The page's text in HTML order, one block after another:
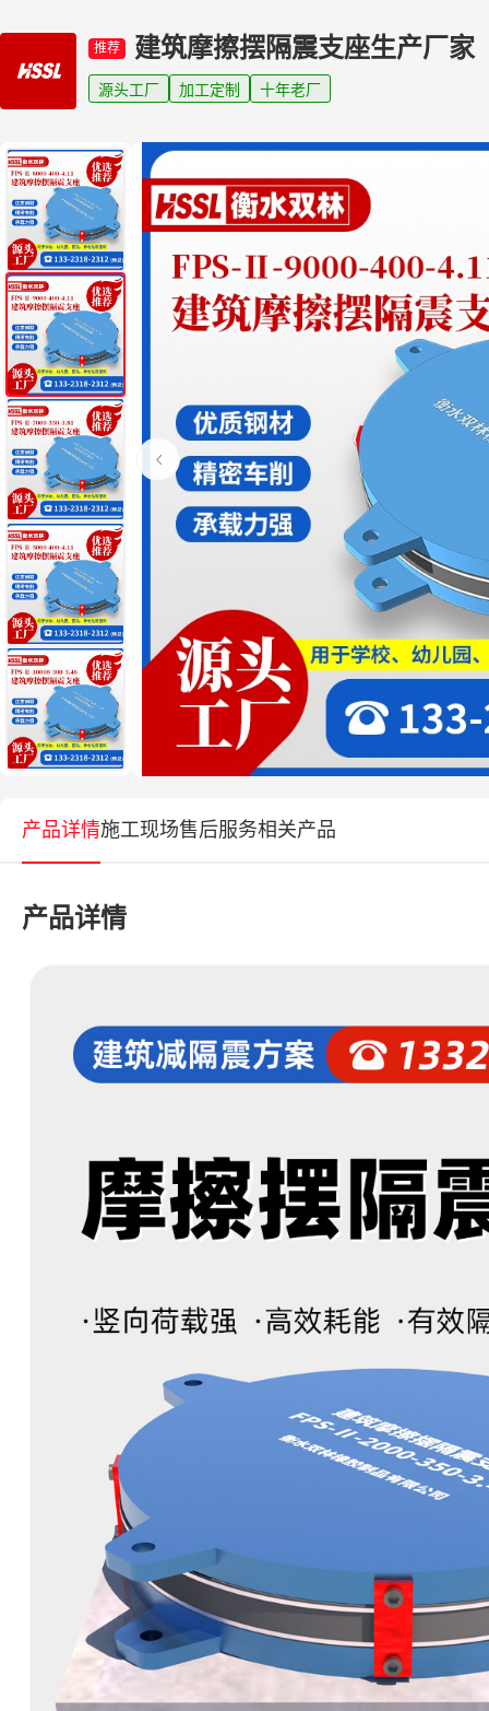
推荐 建筑摩擦摆隔震支座生产厂家
源头工厂 加工定制 十年老厂
产品详情施工现场售后服务相关产品
产品详情